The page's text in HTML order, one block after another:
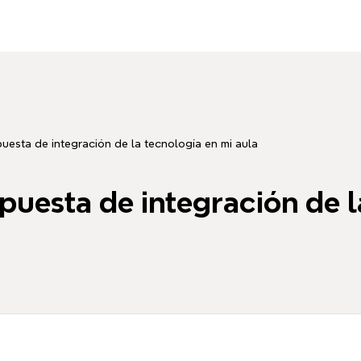
de integración de la tecnología en mi aula
de integración de